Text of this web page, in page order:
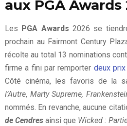
aux PGA Awards
Les PGA Awards 2026 se
prochain au Fairmont Century
récolte au total 13 nominations
firme a fini par remporter deux
Côté cinéma, les favoris de la
l’Autre, Marty Supreme,
nommés. En revanche, aucune
de Cendres ainsi que Wicked :